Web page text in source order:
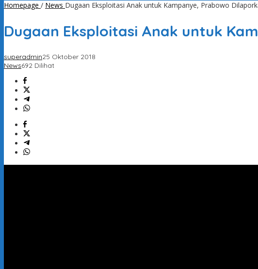
Homepage / News Dugaan Eksploitasi Anak untuk Kampanye, Prabowo
Dugaan Eksploitasi Anak untuk
superadmin25 Oktober 2018
News692 Dilihat